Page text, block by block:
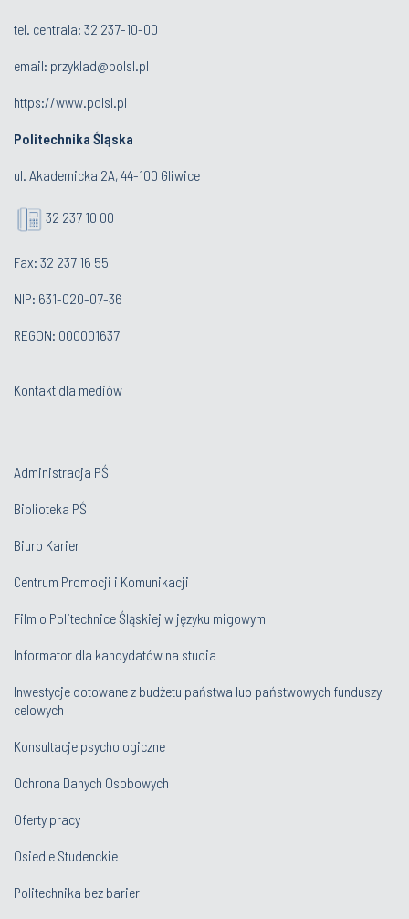
tel. centrala: 32 237-10-00
email: przyklad@polsl.pl
https://www.polsl.pl
Politechnika Śląska
ul. Akademicka 2A, 44-100 Gliwice
32 237 10 00
Fax: 32 237 16 55
NIP: 631-020-07-36
REGON: 000001637
Kontakt dla mediów
Administracja PŚ
Biblioteka PŚ
Biuro Karier
Centrum Promocji i Komunikacji
Film o Politechnice Śląskiej w języku migowym
Informator dla kandydatów na studia
Inwestycje dotowane z budżetu państwa lub państwowych funduszy
celowych
Konsultacje psychologiczne
Ochrona Danych Osobowych
Oferty pracy
Osiedle Studenckie
Politechnika bez barier